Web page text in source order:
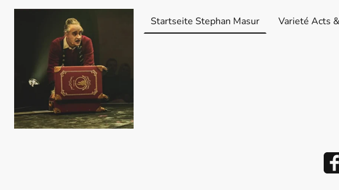
Startseite Stephan Masur Varieté Acts